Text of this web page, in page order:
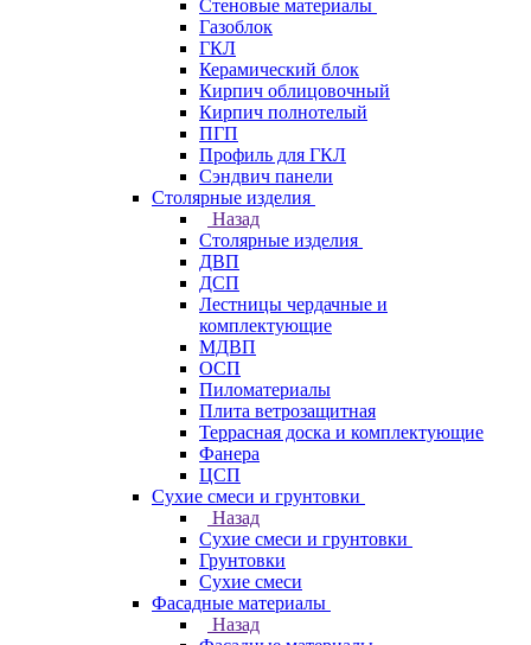
Стеновые материалы
Газоблок
ГКЛ
Керамический блок
Кирпич облицовочный
Кирпич полнотелый
ПГП
Профиль для ГКЛ
Сэндвич панели
Столярные изделия
Назад
Столярные изделия
ДВП
ДСП
Лестницы чердачные и
комплектующие
МДВП
ОСП
Пиломатериалы
Плита ветрозащитная
Террасная доска и комплектующие
Фанера
ЦСП
Сухие смеси и грунтовки
Назад
Сухие смеси и грунтовки
Грунтовки
Сухие смеси
Фасадные материалы
Назад